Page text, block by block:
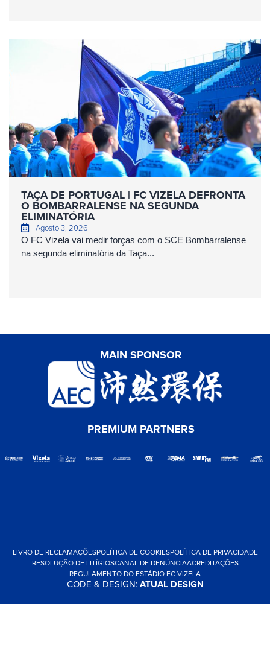
TAÇA DE PORTUGAL | FC VIZELA DEFRONTA
O BOMBARRALENSE NA SEGUNDA
ELIMINATÓRIA
Agosto 3, 2026
O FC Vizela vai medir forças com o SCE Bombarralense
na segunda eliminatória da Taça...
MAIN SPONSOR
PREMIUM PARTNERS
LIVRO DE RECLAMAÇÕESPOLÍTICA DE COOKIESPOLÍTICA DE PRIVACIDADE
RESOLUÇÃO DE LITÍGIOSCANAL DE DENÚNCIAACREDITAÇÕES
REGULAMENTO DO ESTÁDIO FC VIZELA
CODE & DESIGN:ATUAL DESIGN